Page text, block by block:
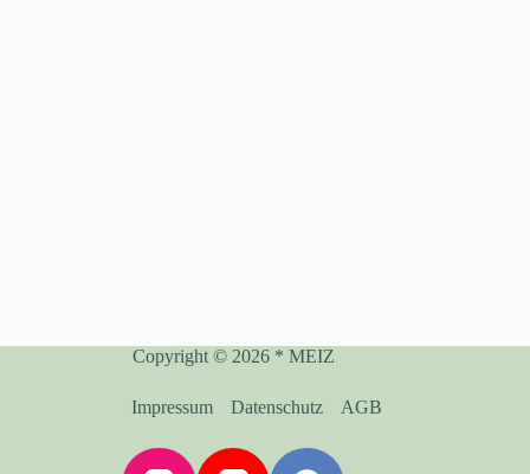
Copyright © 2026 * MEIZ
Impressum Datenschutz AGB